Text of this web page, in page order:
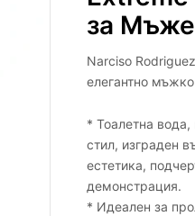
за Мъже
Narciso
елегантно
* Тоалетна
стил, изграден
естетика,
демонстрация.
* Идеален за